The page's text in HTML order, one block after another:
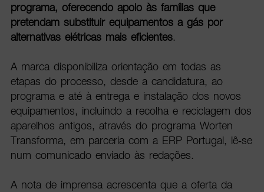
programa, oferecendo apoio às famílias que
pretendam substituir equipamentos a gás por
alternativas elétricas mais eficientes.
A marca disponibiliza orientação em todas as
etapas do processo, desde a candidatura, ao
programa e até à entrega e instalação dos novos
equipamentos, incluindo a recolha e reciclagem dos
aparelhos antigos, através do programa Worten
Transforma, em parceria com a ERP Portugal, lê-se
num comunicado enviado às redações.
A nota de imprensa acrescenta que a oferta da